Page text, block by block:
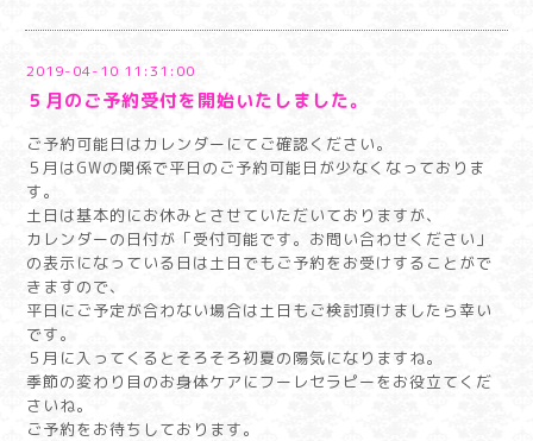
2019-04-10 11:31:00
５月のご予約受付を開始いたしました。
ご予約可能日はカレンダーにてご確認ください。
５月はGWの関係で平日のご予約可能日が少なくなっておりま
す。
土日は基本的にお休みとさせていただいておりますが、
カレンダーの日付が「受付可能です。お問い合わせください」
の表示になっている日は土日でもご予約をお受けすることがで
きますので、
平日にご予定が合わない場合は土日もご検討頂けましたら幸い
です。
５月に入ってくるとそろそろ初夏の陽気になりますね。
季節の変わり目のお身体ケアにフーレセラピーをお役立てくだ
さいね。
ご予約をお待ちしております。